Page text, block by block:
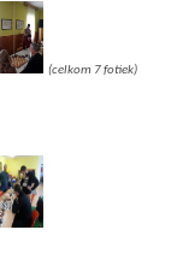
(celkom 7 fotiek)